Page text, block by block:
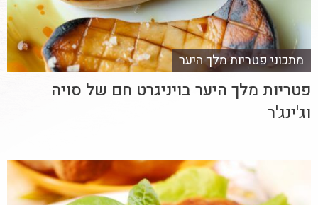
מתכוני פטריות מלך היער
פטריות מלך היער בויניגרט חם של סויה
וג'ינג'ר